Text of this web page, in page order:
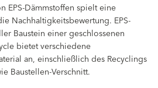
EPS-Dämmstoffen spielt eine
Nachhaltigkeitsbewertung. EPS-
Baustein einer geschlossenen
bietet verschiedene
an, einschließlich des Recyclings
Baustellen-Verschnitt.